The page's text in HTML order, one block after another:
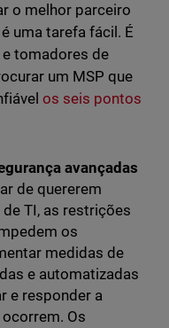
o melhor parceiro
uma tarefa fácil. É
tomadores de
um MSP que
os seis pontos
avançadas
de quererem
TI, as restrições
os
medidas de
e automatizadas
e responder a
Os